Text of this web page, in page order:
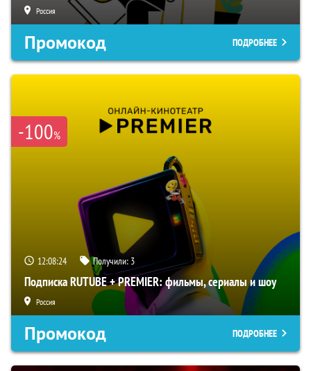
Россия
Промокод ПОДРОБНЕЕ
-100%
12:08:24 Получили: 3
Подписка RUTUBE + PREMIER: фильмы, сериалы и шоу
Россия
Промокод ПОДРОБНЕЕ